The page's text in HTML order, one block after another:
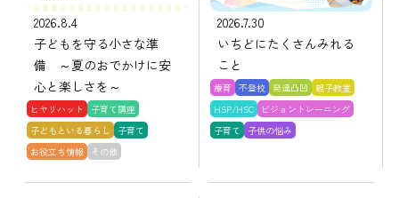
2026.8.4
子どもを守る小さな準
備 ～夏のおでかけに安
心と楽しさを～
ヒヤリハット
子育て講座
子どもといる暮らし
子育て
お役立ち情報
その他
2026.7.30
いちどにたくさんみれる
こと
療育 不登校 発達凸凹 親子教室
HSP/HSC
ビジョントレーニング
子育て
子供の悩み